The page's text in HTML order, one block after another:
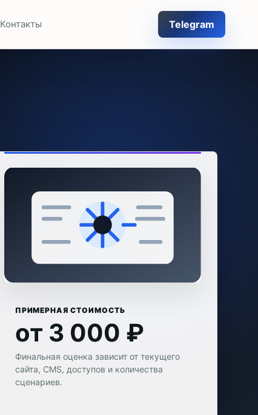
Контакты Telegram
ПРИМЕРНАЯ СТОИМОСТЬ
от 3 000 ₽
Финальная оценка зависит от текущего
сайта, CMS, доступов и количества
сценариев.